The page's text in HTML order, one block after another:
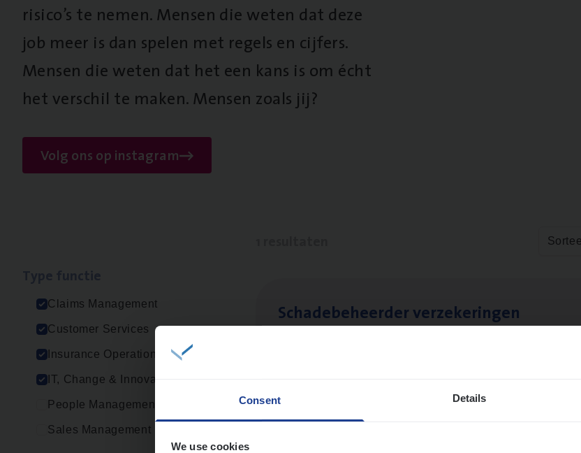
Consent Details
We use cookies
risico’s te nemen. Mensen die weten dat deze
job meer is dan spelen met regels en cijfers.
Mensen die weten dat het een kans is om écht
het verschil te maken. Mensen zoals jij?
Volg ons op instagram
Claims Management
Customer Services
Insurance Operations
IT, Change & Innovation
People Management
Sales Management
Scha­de­be­heer­der verzekeringen